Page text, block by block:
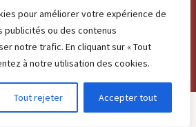
pour améliorer votre expérience de
publicités ou des contenus
notre trafic. En cliquant sur « Tout
à notre utilisation des cookies.
Tout rejeter Accepter tout
77750 Saint-ouen-sur-morin
avez un projet ?